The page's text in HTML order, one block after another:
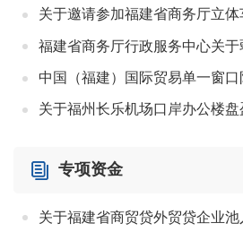
专项资金